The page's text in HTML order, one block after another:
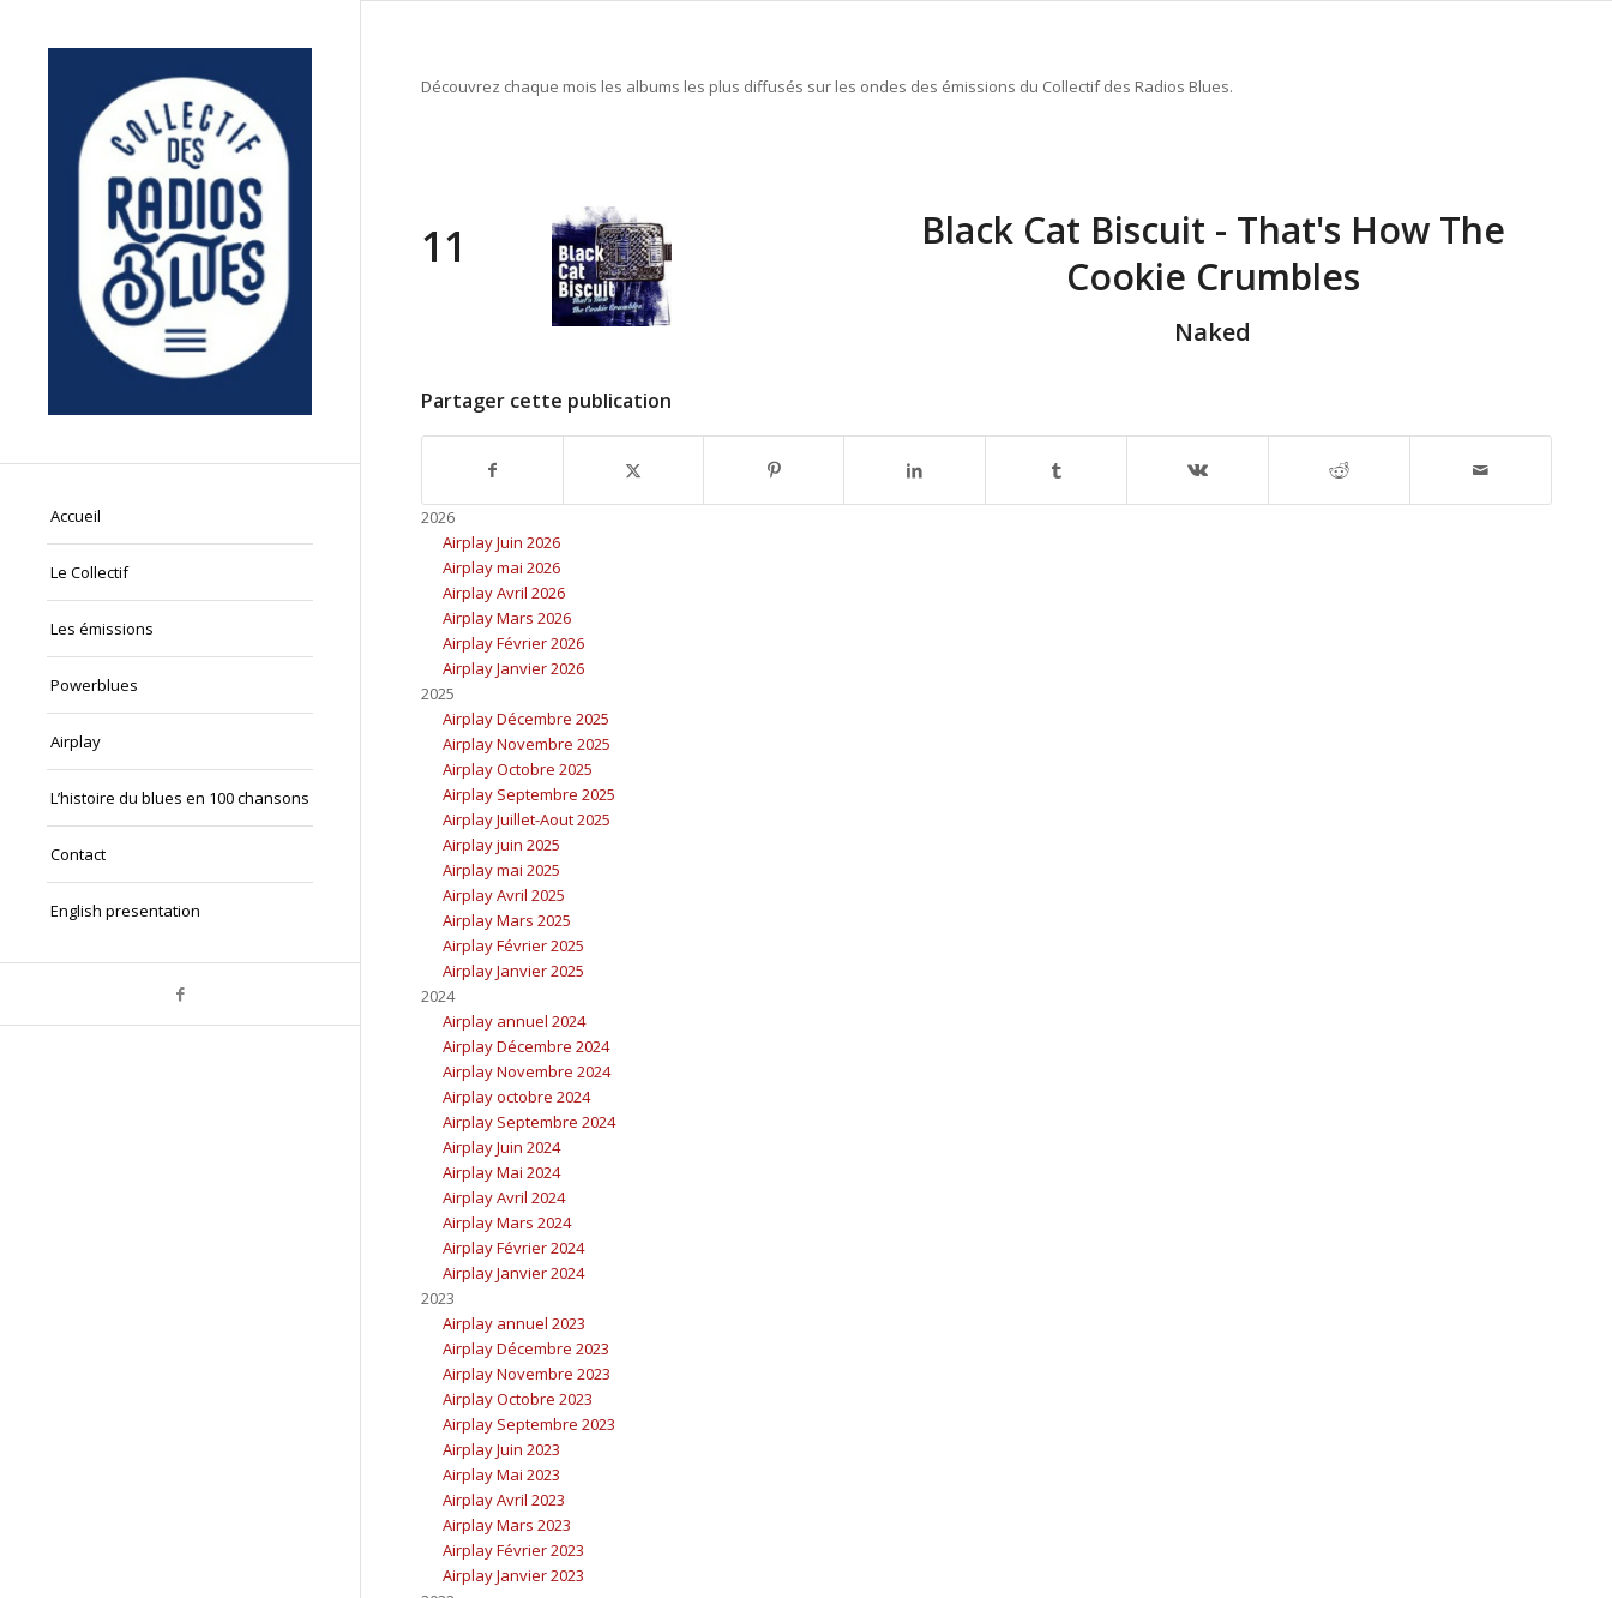
Accueil
Le Collectif
Les émissions
Powerblues
Airplay
L’histoire du blues en 100 chansons
Contact
English presentation
Découvrez chaque mois les albums les plus diffusés sur les ondes des émissions du Collectif des Radios Blues.
11
Black Cat Biscuit - That's How The
Cookie Crumbles
Naked
Partager cette publication
2026
Airplay Juin 2026
Airplay mai 2026
Airplay Avril 2026
Airplay Mars 2026
Airplay Février 2026
Airplay Janvier 2026
2025
Airplay Décembre 2025
Airplay Novembre 2025
Airplay Octobre 2025
Airplay Septembre 2025
Airplay Juillet-Aout 2025
Airplay juin 2025
Airplay mai 2025
Airplay Avril 2025
Airplay Mars 2025
Airplay Février 2025
Airplay Janvier 2025
2024
Airplay annuel 2024
Airplay Décembre 2024
Airplay Novembre 2024
Airplay octobre 2024
Airplay Septembre 2024
Airplay Juin 2024
Airplay Mai 2024
Airplay Avril 2024
Airplay Mars 2024
Airplay Février 2024
Airplay Janvier 2024
2023
Airplay annuel 2023
Airplay Décembre 2023
Airplay Novembre 2023
Airplay Octobre 2023
Airplay Septembre 2023
Airplay Juin 2023
Airplay Mai 2023
Airplay Avril 2023
Airplay Mars 2023
Airplay Février 2023
Airplay Janvier 2023